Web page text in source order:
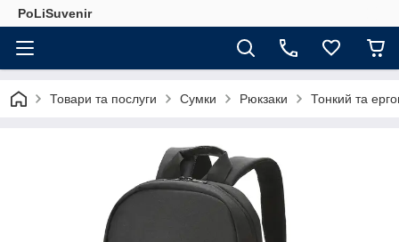
PoLiSuvenir
Товари та послуги Сумки Рюкзаки Тонкий та